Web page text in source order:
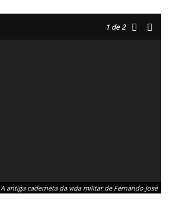
1 de 2
A antiga caderneta da vida militar de Fernando José